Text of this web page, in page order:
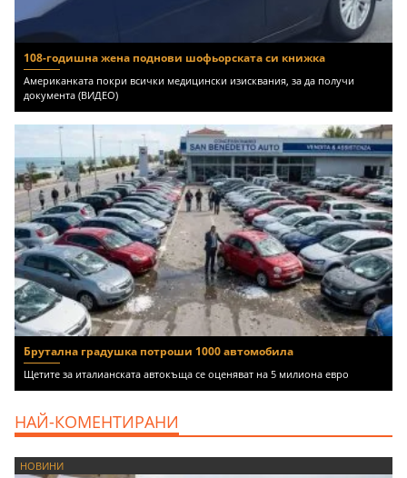
108-годишна жена поднови шофьорската си книжка
Американката покри всички медицински изисквания, за да получи
документа (ВИДЕО)
Брутална градушка потроши 1000 автомобила
Щетите за италианската автокъща се оценяват на 5 милиона евро
НАЙ-КОМЕНТИРАНИ
НОВИНИ